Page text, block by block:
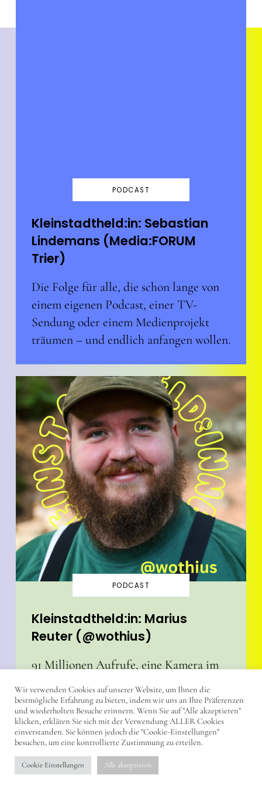
PODCAST
Kleinstadtheld:in: Sebastian
Lindemans (Media:FORUM
Trier)
Die Folge für alle, die schon lange von
einem eigenen Podcast, einer TV-
Sendung oder einem Medienprojekt
träumen – und endlich anfangen wollen.
PODCAST
Kleinstadtheld:in: Marius
Reuter (@wothius)
91 Millionen Aufrufe, eine Kamera im
Wald und eine klare Botschaft: Warum
@wothius zeigt, dass das echte Leben
nicht auf Social Media, sondern
draußen beginnt.
Wir verwenden Cookies auf unserer Website, um Ihnen die
bestmögliche Erfahrung zu bieten, indem wir uns an Ihre Präferenzen
und wiederholten Besuche erinnern. Wenn Sie auf "Alle akzeptieren"
klicken, erklären Sie sich mit der Verwendung ALLER Cookies
einverstanden. Sie können jedoch die "Cookie-Einstellungen"
besuchen, um eine kontrollierte Zustimmung zu erteilen.
Cookie Einstellungen Alle akzeptieren